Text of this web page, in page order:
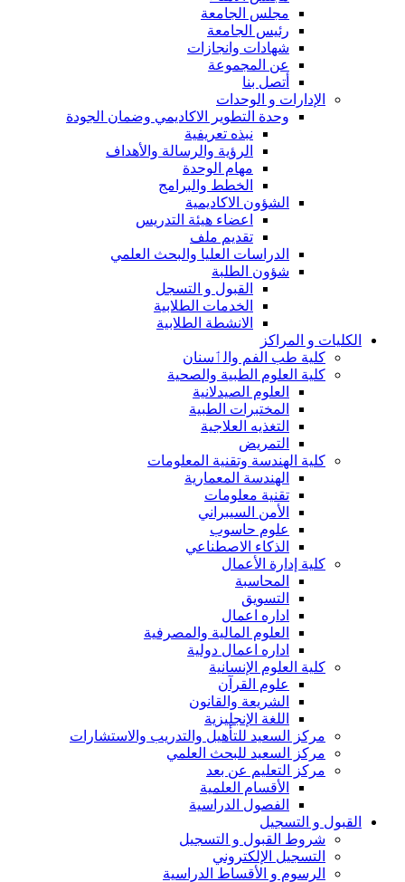
مجلس الجامعة
رئيس الجامعة
شهادات وانجازات
عن المجموعة
أتصل بنا
الإدارات و الوحدات
وحدة التطوير الاكاديمي وضمان الجودة
نبذه تعريفية
الرؤية والرسالة والأهداف
مهام الوحدة
الخطط والبرامج
الشؤون الاكاديمية
اعضاء هيئة التدريس
تقديم ملف
الدراسات العليا والبحث العلمي
شؤون الطلبة
القبول و التسجل
الخدمات الطلابية
الانشطة الطلابية
الكليات و المراكز
كلية طب الفم والٲسنان
كلية العلوم الطبية والصحية
العلوم الصيدلانية
المختبرات الطبية
التغذيه العلاجية
التمريض
كلية الهندسة وتقنية المعلومات
الهندسة المعمارية
تقنية معلومات
الأمن السيبراني
علوم حاسوب
الذكاء الاصطناعي
كلية إدارة الأعمال
المحاسبة
التسويق
اداره اعمال
العلوم المالية والمصرفية
اداره اعمال دولية
كلية العلوم الإنسانية
علوم القرآن
الشريعة والقانون
اللغة الإنجليزية
مركز السعيد للتأهيل والتدريب والاستشارات
مركز السعيد للبحث العلمي
مركز التعليم عن بعد
الأقسام العلمية
الفصول الدراسية
القبول و التسجيل
شروط القبول و التسجيل
التسجيل الإلكتروني
الرسوم و الأقساط الدراسية